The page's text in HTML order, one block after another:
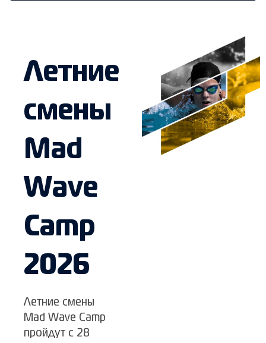
Летние
смены
Mad
Wave
Camp
2026
Летние смены
Mad Wave Camp
пройдут с 28